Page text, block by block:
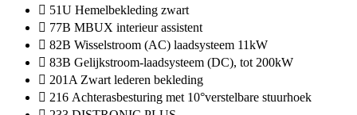
51U Hemelbekleding zwart
77B MBUX interieur assistent
82B Wisselstroom (AC) laadsysteem 11kW
83B Gelijkstroom-laadsysteem (DC), tot 200kW
201A Zwart lederen bekleding
216 Achterasbesturing met 10°verstelbare stuurhoek